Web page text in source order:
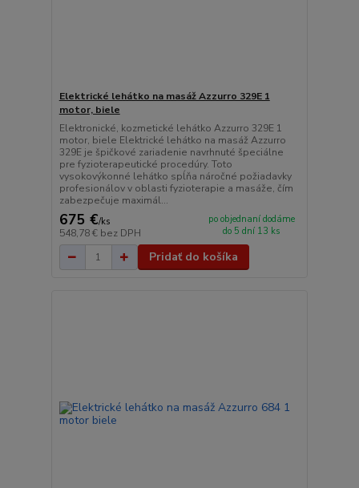
Elektrické lehátko na masáž Azzurro 329E 1
motor, biele
Elektronické, kozmetické lehátko Azzurro 329E 1
motor, biele Elektrické lehátko na masáž Azzurro
329E je špičkové zariadenie navrhnuté špeciálne
pre fyzioterapeutické procedúry. Toto
vysokovýkonné lehátko spĺňa náročné požiadavky
profesionálov v oblasti fyzioterapie a masáže, čím
zabezpečuje maximál...
675 €/ks
548,78 € bez DPH
po objednaní dodáme
do 5 dní 13 ks
Pridať do košíka